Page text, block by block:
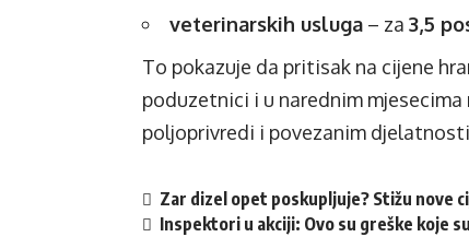
veterinarskih usluga – za 3,5
To pokazuje da pritisak na cijene
poduzetnici i u narednim
poljoprivredi i povezanim
Zar dizel opet poskupljuje? Stižu nove
Inspektori u akciji: Ovo su greške koje